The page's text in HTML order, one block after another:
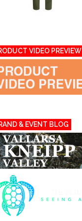
VIDEO PREVIEW
& EVENT BLOG